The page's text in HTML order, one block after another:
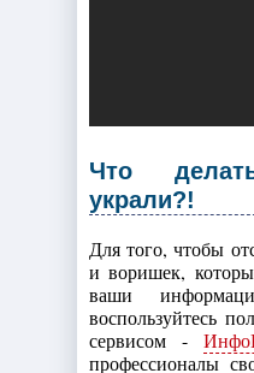
Что
украли?!
Для того, чтобы
и воришек,
ваши
воспользуйтесь
сервисом -
профессионалы